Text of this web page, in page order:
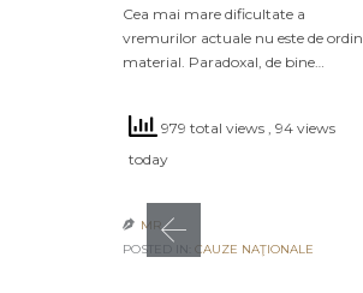
Cea mai mare dificultate a
vremurilor actuale nu este de ordin
material. Paradoxal, de bine…
979 total views , 94 views
today
 MR
POSTED IN: CAUZE NAŢIONALE